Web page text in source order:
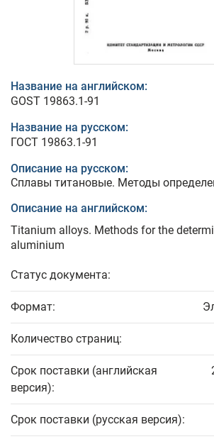
Название на английском:
GOST 19863.1-91
Название на русском:
ГОСТ 19863.1-91
Описание на русском:
Сплавы титановые. Методы
Описание на английском:
Titanium alloys. Methods for the
aluminium
Статус документа:
Формат:
Количество страниц:
Срок поставки (английская
версия):
Срок поставки (русская версия):